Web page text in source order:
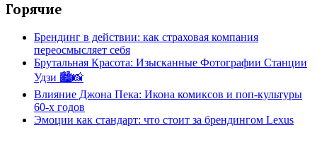
Горячие
Брендинг в действии: как страховая компания
переосмысляет себя
Брутальная Красота: Изысканные Фотографии Станции
Удзи 🏙️📸
Влияние Джона Пека: Икона комиксов и поп-культуры
60-х годов
Эмоции как стандарт: что стоит за брендингом Lexus